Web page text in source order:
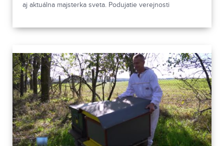
aj aktuálna majsterka sveta. Podujatie verejnosti